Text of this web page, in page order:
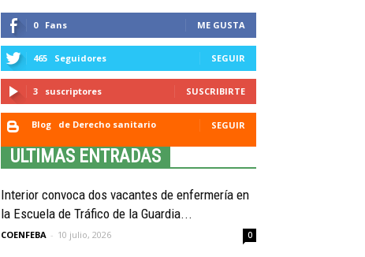
0 Fans ME GUSTA
465 Seguidores SEGUIR
3 suscriptores SUSCRIBIRTE
Blog de Derecho sanitario SEGUIR
ULTIMAS ENTRADAS
Interior convoca dos vacantes de enfermería en
la Escuela de Tráfico de la Guardia...
COENFEBA - 10 julio, 2026 0